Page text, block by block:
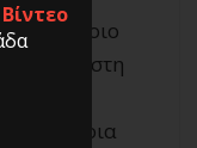
κάποιο
αλλαγές στη
μεγάλη
από κάποια